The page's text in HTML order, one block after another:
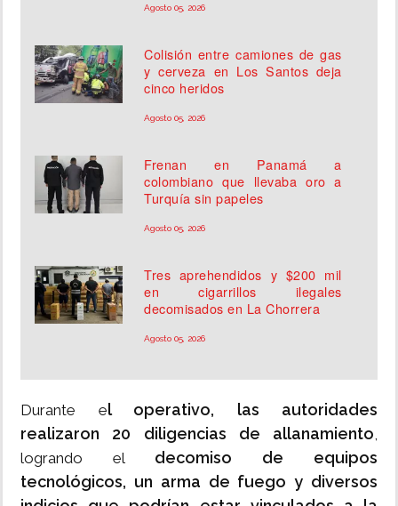
Agosto 05, 2026
Colisión entre camiones de gas
y cerveza en Los Santos deja
cinco heridos
Agosto 05, 2026
Frenan en Panamá a
colombiano que llevaba oro a
Turquía sin papeles
Agosto 05, 2026
Tres aprehendidos y $200 mil
en cigarrillos ilegales
decomisados en La Chorrera
Agosto 05, 2026
Durante el operativo, las autoridades
realizaron 20 diligencias de allanamiento,
logrando el decomiso de equipos
tecnológicos, un arma de fuego y diversos